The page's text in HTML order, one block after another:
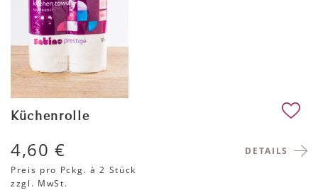
Küchenrolle
DETAILS
4,60 €
Preis pro Pckg. à 2 Stück
zzgl. MwSt.